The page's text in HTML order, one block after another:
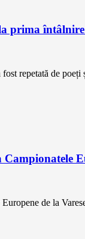
prima
repetată de
de la